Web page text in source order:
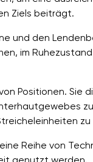
Ziels beiträgt.
und den
im
Positionen. Sie
zu
Reihe von
genutzt werden.